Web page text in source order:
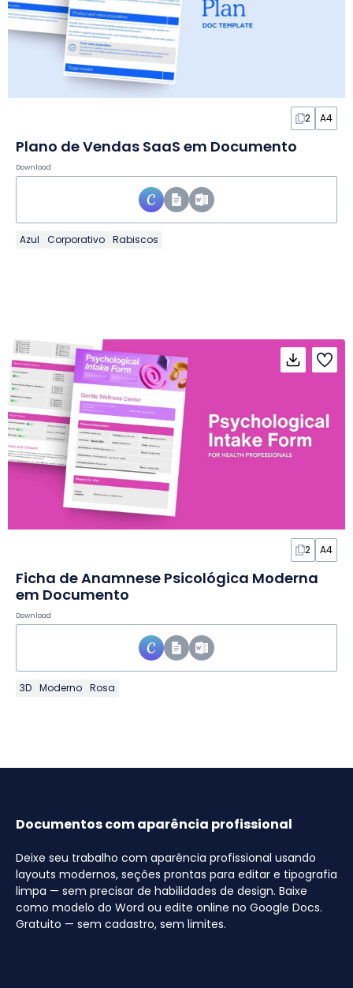
2 A4
Plano de Vendas SaaS em Documento
Download
Azul Corporativo Rabiscos
2 A4
Ficha de Anamnese Psicológica Moderna
em Documento
Download
3D Moderno Rosa
Documentos com aparência profissional
Deixe seu trabalho com aparência profissional usando
layouts modernos, seções prontas para editar e tipografia
limpa — sem precisar de habilidades de design. Baixe
como modelo do Word ou edite online no Google Docs.
Gratuito — sem cadastro, sem limites.